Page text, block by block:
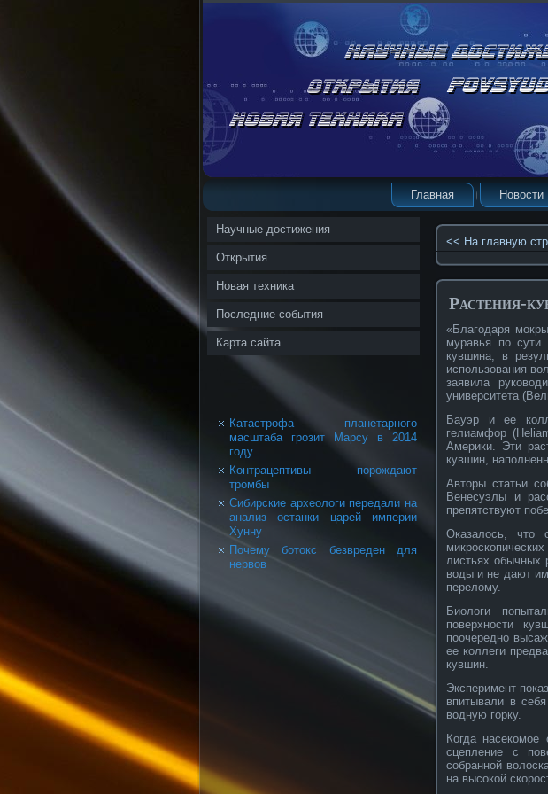
Главная Новости
Научные достижения
Открытия
Новая техника
Последние события
Карта сайта
Катастрофа планетарного
масштаба грозит Марсу в 2014
году
Контрацептивы порождают
тромбы
Сибирские археологи передали на
анализ останки царей империи
Хунну
Почему ботокс безвреден для
нервов
<< На главную
Растения-
«Благодаря
муравья по сути
кувшина, в
использования
заявила
университета
Бауэр и ее
гелиамфор
Америки. Эти
кувшин,
Авторы статьи
Венесуэлы и
препятствуют
Оказалось, что
листьях обычных
воды и не дают им
перелому.
Биологи
поверхности
поочередно
ее коллеги
кувшин.
Эксперимент
впитывали в
водную горку.
Когда
сцепление с
собранной
на высокой